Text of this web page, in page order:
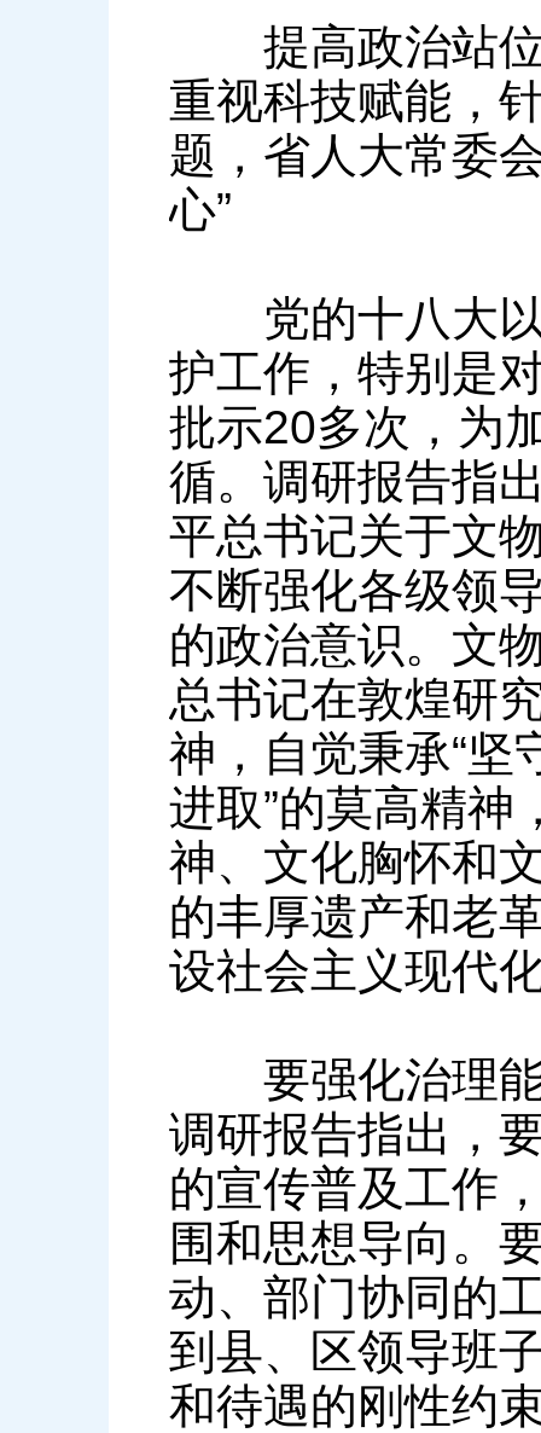
提高政治站位
重视科技赋能，
题，省人大常委
心”
党的十八大以
护工作，特别是
批示20多次，为
循。调研报告指
平总书记关于文
不断强化各级领
的政治意识。文
总书记在敦煌研
神，自觉秉承“坚
进取”的莫高精神
神、文化胸怀和
的丰厚遗产和老
设社会主义现代
要强化治理能
调研报告指出，
的宣传普及工作
围和思想导向。
动、部门协同的
到县、区领导班
和待遇的刚性约